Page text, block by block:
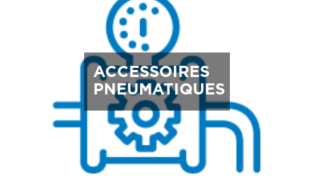
ACCESSOIRES
PNEUMATIQUES